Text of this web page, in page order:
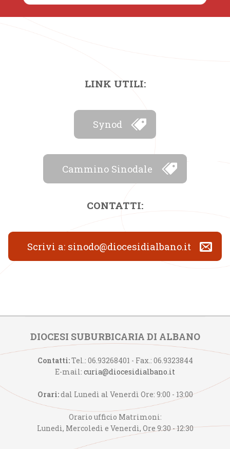
LINK UTILI:
Synod
Cammino Sinodale
CONTATTI:
Scrivi a: sinodo@diocesidialbano.it
DIOCESI SUBURBICARIA DI ALBANO
Contatti:Tel.: 06.93268401 - Fax.: 06.9323844
E-mail: curia@diocesidialbano.it
Orari:dal Lunedì al Venerdì Ore: 9:00 - 13:00
Orario ufficio Matrimoni:
Lunedì, Mercoledì e Venerdì, Ore 9:30 - 12:30